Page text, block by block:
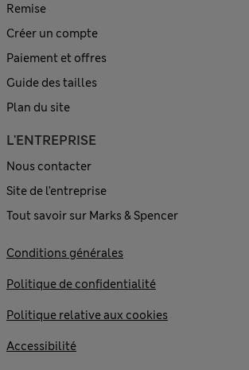
Remise
Créer un compte
Paiement et offres
Guide des tailles
Plan du site
L'ENTREPRISE
Nous contacter
Site de l’entreprise
Tout savoir sur Marks & Spencer
Conditions générales
Politique de confidentialité
Politique relative aux cookies
Accessibilité